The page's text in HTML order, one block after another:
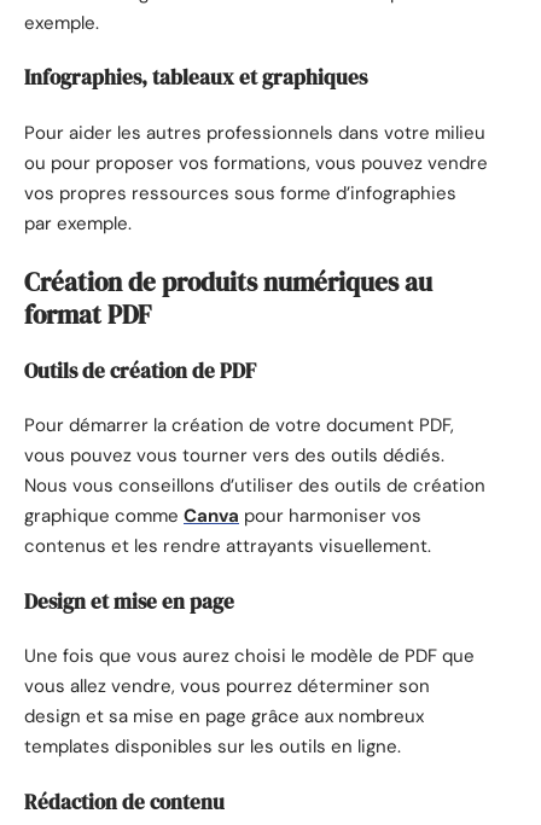
exemple.
Infographies, tableaux et graphiques
Pour aider les autres professionnels dans votre milieu
ou pour proposer vos formations, vous pouvez vendre
vos propres ressources sous forme d’infographies
par exemple.
Création de produits numériques au
format PDF
Outils de création de PDF
Pour démarrer la création de votre document PDF,
vous pouvez vous tourner vers des outils dédiés.
Nous vous conseillons d’utiliser des outils de création
graphique comme Canva pour harmoniser vos
contenus et les rendre attrayants visuellement.
Design et mise en page
Une fois que vous aurez choisi le modèle de PDF que
vous allez vendre, vous pourrez déterminer son
design et sa mise en page grâce aux nombreux
templates disponibles sur les outils en ligne.
Rédaction de contenu